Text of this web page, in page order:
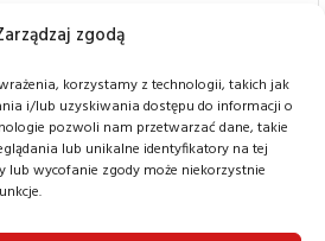
zgodą
korzystamy z technologii, takich jak
i/lub uzyskiwania dostępu do informacji o
pozwoli nam przetwarzać dane, takie
lub unikalne identyfikatory na tej
lub wycofanie zgody może niekorzystnie
baterie żelowe o
Model ten oferuje do 5
ładowaniu.
umożliwia ładowanie
gniazdka sieciowego